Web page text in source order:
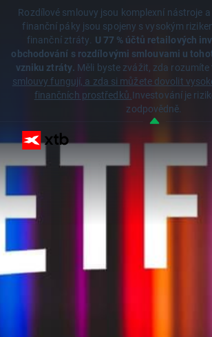
Rozdílové smlouvy jsou komplexní nástroje
finanční páky jsou spojeny s vysokým
finanční ztráty. U 77 % účtů retailových
obchodování s rozdílovými smlouvami u
vzniku ztráty. Měli byste zvážit, zda rozumíte
smlouvy fungují, a zda si můžete dovolit
finančních prostředků.Investování je
zodpovědně.